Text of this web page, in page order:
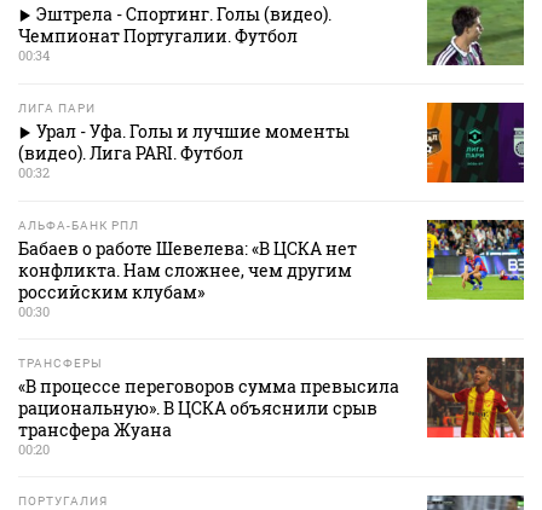
Эштрела - Спортинг. Голы (видео).
Чемпионат Португалии. Футбол
00:34
ЛИГА ПАРИ
Урал - Уфа. Голы и лучшие моменты
(видео). Лига PARI. Футбол
00:32
АЛЬФА-БАНК РПЛ
Бабаев о работе Шевелева: «В ЦСКА нет
конфликта. Нам сложнее, чем другим
российским клубам»
00:30
ТРАНСФЕРЫ
«В процессе переговоров сумма превысила
рациональную». В ЦСКА объяснили срыв
трансфера Жуана
00:20
ПОРТУГАЛИЯ